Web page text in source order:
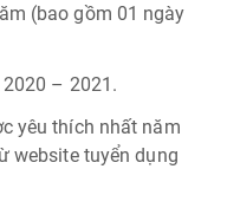
(bao gồm 01 ngày
– 2021.
yêu thích nhất năm
website tuyển dụng